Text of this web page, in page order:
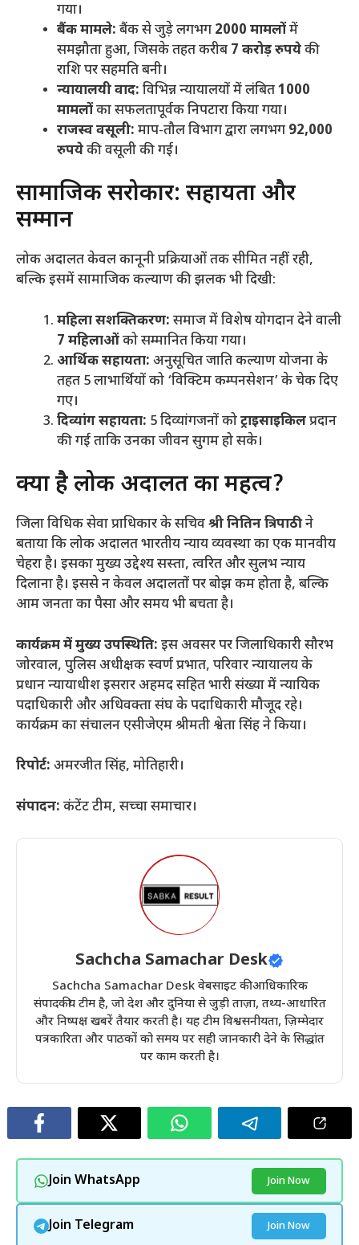
गया।
बैंक मामले: बैंक से जुड़े लगभग 2000 मामलोंमें
समझौता हुआ, जिसके तहत करीब 7 करोड़ रुपयेकी
राशि पर सहमति बनी।
न्यायालयी वाद: विभिन्न न्यायालयों में लंबित1000
मामलोंका सफलतापूर्वक निपटारा किया गया।
राजस्व वसूली: माप-तौल विभाग द्वारा लगभग 92,000
रुपयेकी वसूली की गई।
​सामाजिक सरोकार: सहायता और
सम्मान
​लोक अदालत केवल कानूनी प्रक्रियाओं तक सीमित नहीं रही,
बल्कि इसमें सामाजिक कल्याण की झलक भी दिखी:
महिला सशक्तिकरण: समाज में विशेष योगदान देने वाली
7 महिलाओंको सम्मानित किया गया।
आर्थिक सहायता: अनुसूचित जाति कल्याण योजना के
तहत 5 लाभार्थियों को ‘विक्टिम कम्पनसेशन’ के चेक दिए
गए।
दिव्यांग सहायता: 5 दिव्यांगजनों कोट्राइसाइकिलप्रदान
की गई ताकि उनका जीवन सुगम हो सके।
​क्या है लोक अदालत का महत्व?
​जिला विधिक सेवा प्राधिकार के सचिवश्री नितिन त्रिपाठीने
बताया कि लोक अदालत भारतीय न्याय व्यवस्था का एक मानवीय
चेहरा है। इसका मुख्य उद्देश्य सस्ता, त्वरित और सुलभ न्याय
दिलाना है। इससे न केवल अदालतों पर बोझ कम होता है, बल्कि
आम जनता का पैसा और समय भी बचता है।
कार्यक्रम में मुख्य उपस्थिति: इस अवसर पर जिलाधिकारी सौरभ
जोरवाल, पुलिस अधीक्षक स्वर्ण प्रभात, परिवार न्यायालय के
प्रधान न्यायाधीश इसरार अहमद सहित भारी संख्या में न्यायिक
पदाधिकारी और अधिवक्ता संघ के पदाधिकारी मौजूद रहे।
कार्यक्रम का संचालन एसीजेएम श्रीमती श्वेता सिंह ने किया।
रिपोर्ट: अमरजीत सिंह, मोतिहारी।
संपादन: कंटेंट टीम, सच्चा समाचार।
Sachcha Samachar Desk
Sachcha Samachar Desk वेबसाइट की आधिकारिक
संपादकीय टीम है, जो देश और दुनिया से जुड़ी ताज़ा, तथ्य-आधारित
और निष्पक्ष खबरें तैयार करती है। यह टीम विश्वसनीयता, ज़िम्मेदार
पत्रकारिता और पाठकों को समय पर सही जानकारी देने के सिद्धांत
पर काम करती है।
Join WhatsApp Join Now
Join Telegram Join Now